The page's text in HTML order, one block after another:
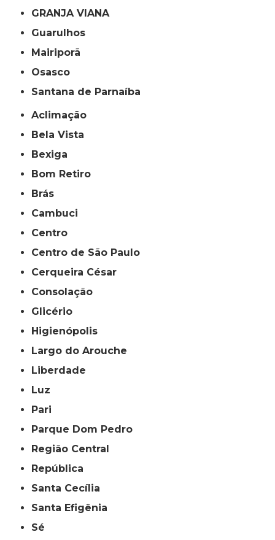
GRANJA VIANA
Guarulhos
Mairiporã
Osasco
Santana de Parnaíba
Aclimação
Bela Vista
Bexiga
Bom Retiro
Brás
Cambuci
Centro
Centro de São Paulo
Cerqueira César
Consolação
Glicério
Higienópolis
Largo do Arouche
Liberdade
Luz
Pari
Parque Dom Pedro
Região Central
República
Santa Cecília
Santa Efigênia
Sé